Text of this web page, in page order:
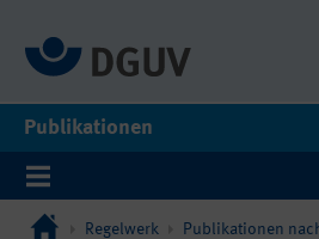
Publikationen
Regelwerk Publikationen